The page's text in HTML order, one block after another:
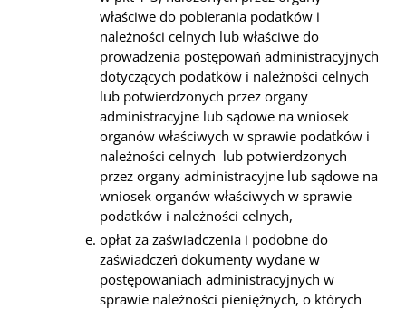
właściwe do pobierania podatków i
należności celnych lub właściwe do
prowadzenia postępowań administracyjnych
dotyczących podatków i należności celnych
lub potwierdzonych przez organy
administracyjne lub sądowe na wniosek
organów właściwych w sprawie podatków i
należności celnych lub potwierdzonych
przez organy administracyjne lub sądowe na
wniosek organów właściwych w sprawie
podatków i należności celnych,
opłat za zaświadczenia i podobne do
zaświadczeń dokumenty wydane w
postępowaniach administracyjnych w
sprawie należności pieniężnych, o których